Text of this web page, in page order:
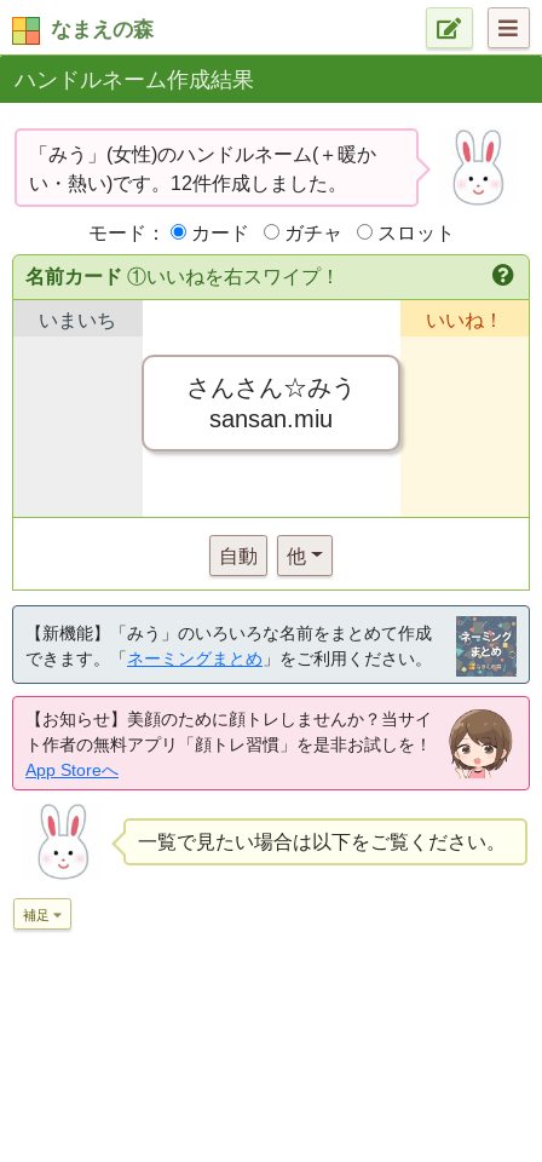
なまえの森
ハンドルネーム作成結果
「みう」(女性)のハンドルネーム(＋暖か
い・熱い)です。12件作成しました。
モード： カード ガチャ スロット
名前カード ①いいねを右スワイプ！
いまいち
さんさん☆みう
sansan.miu
いいね！
自動 他
【新機能】「みう」のいろいろな名前をまとめて作成
できます。「ネーミングまとめ 」をご利用ください。
【お知らせ】美顔のために顔トレしませんか？当サイ
ト作者の無料アプリ「顔トレ習慣」を是非お試しを！
App Storeへ
一覧で見たい場合は以下をご覧ください。
補足